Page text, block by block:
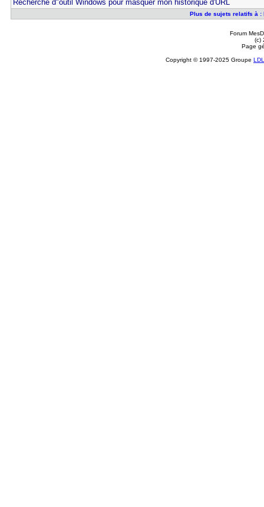
Recherche d"outil Windows pour masquer mon historique d'URL
Plus de sujets relatifs à :
Forum
(c)
Page
Copyright © 1997-2025 Groupe